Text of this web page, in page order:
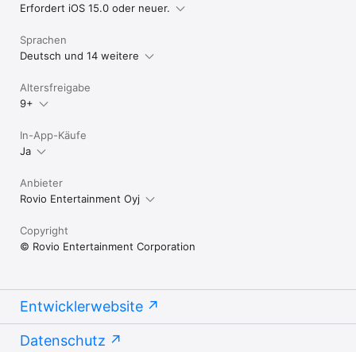
Erfordert iOS 15.0 oder neuer.
Sprachen
Deutsch und 14 weitere
Altersfreigabe
9+
In-App-Käufe
Ja
Anbieter
Rovio Entertainment Oyj
Copyright
© Rovio Entertainment Corporation
Entwicklerwebsite
Datenschutz